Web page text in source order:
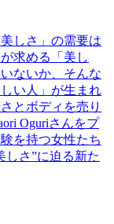
しさ」の需要は
求める「美し
ないか、そんな
い人」が生まれ
とボディを売り
Oguriさんをプ
を持つ女性たち
しさ”に迫る新た